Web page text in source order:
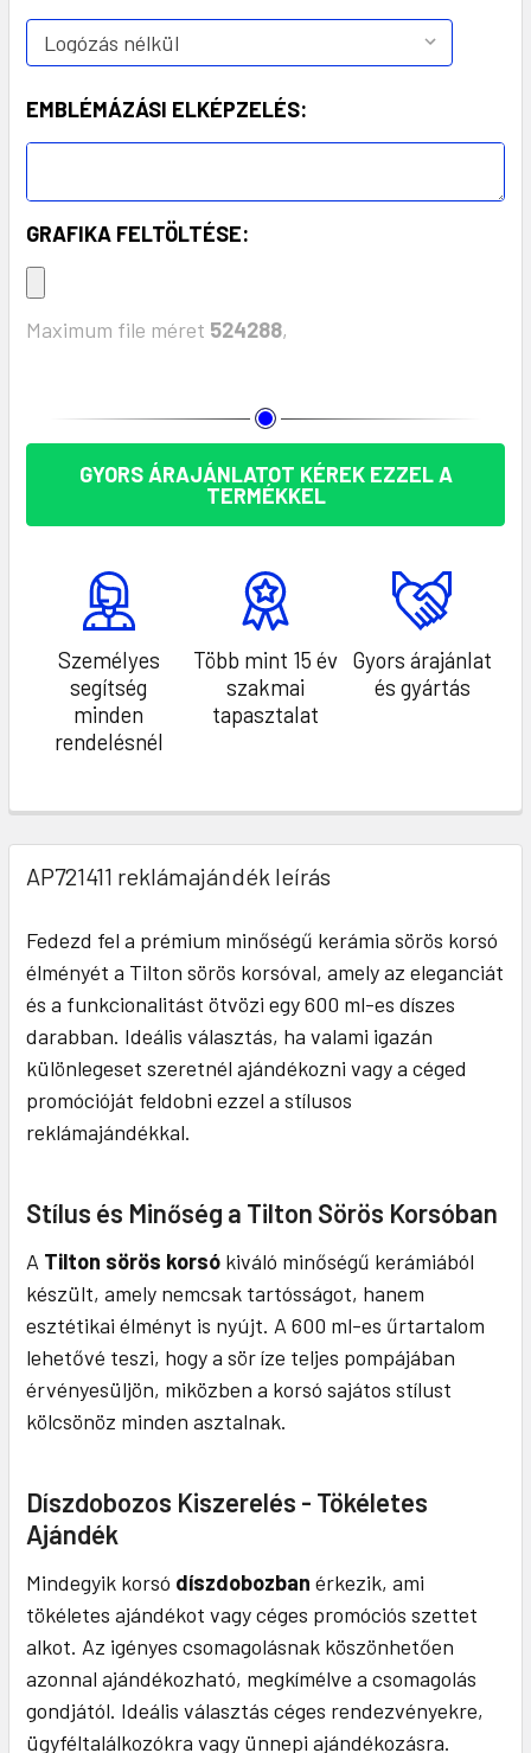
EMBLÉMÁZÁSI ELKÉPZELÉS:
GRAFIKA FELTÖLTÉSE:
Maximum file méret 524288,
GYORS ÁRAJÁNLATOT KÉREK EZZEL A
TERMÉKKEL
Személyes
segítség
minden
rendelésnél
Több mint 15 év
szakmai
tapasztalat
Gyors árajánlat
és gyártás
AP721411 reklámajándék leírás
Fedezd fel a prémium minőségű kerámia sörös korsó
élményét a Tilton sörös korsóval, amely az eleganciát
és a funkcionalitást ötvözi egy 600 ml-es díszes
darabban. Ideális választás, ha valami igazán
különlegeset szeretnél ajándékozni vagy a céged
promócióját feldobni ezzel a stílusos
reklámajándékkal.
Stílus és Minőség a Tilton Sörös Korsóban
A Tilton sörös korsó kiváló minőségű kerámiából
készült, amely nemcsak tartósságot, hanem
esztétikai élményt is nyújt. A 600 ml-es űrtartalom
lehetővé teszi, hogy a sör íze teljes pompájában
érvényesüljön, miközben a korsó sajátos stílust
kölcsönöz minden asztalnak.
Díszdobozos Kiszerelés - Tökéletes
Ajándék
Mindegyik korsó díszdobozban érkezik, ami
tökéletes ajándékot vagy céges promóciós szettet
alkot. Az igényes csomagolásnak köszönhetően
azonnal ajándékozható, megkímélve a csomagolás
gondjától. Ideális választás céges rendezvényekre,
ügyféltalálkozókra vagy ünnepi ajándékozásra.